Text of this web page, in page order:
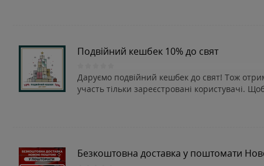
Подвійний кешбек 10% до свят
Даруємо подвійний кешбек до свят! Тож
участь тільки зареєстровані користувачі.
Безкоштовна доставка у поштомати